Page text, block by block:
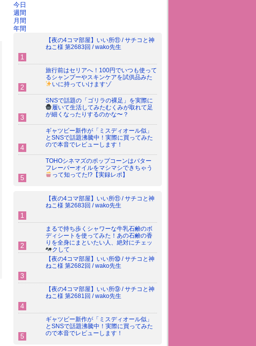
今日
週間
月間
年間
【夜の4コマ部屋】いい所⑪ / サチコと神
ねこ様 第2683回 / wako先生
旅行前はセリアへ！100円でいつも使って
るシャンプーやスキンケアを試供品みた
いに持っていけますゾ
SNSで話題の「ゴリラの裸足」を実際に
履いて生活してみたむくみが取れて足
が細くなったりするのかな〜？
ギャツビー新作が「ミスディオール似」
とSNSで話題沸騰中！実際に買ってみた
ので本音でレビューします！
TOHOシネマズのポップコーンはバター
フレーバーオイルをマシマシできちゃう
って知ってた!? 【実録レポ】
【夜の4コマ部屋】いい所⑪ / サチコと神
ねこ様 第2683回 / wako先生
まるで持ち歩くシャワーな牛乳石鹸のボ
ディシートを使ってみた！あの石鹸の香
りを全身にまといたい人、絶対にチェッ
クして
【夜の4コマ部屋】いい所⑩ / サチコと神
ねこ様 第2682回 / wako先生
【夜の4コマ部屋】いい所⑨ / サチコと神
ねこ様 第2681回 / wako先生
ギャツビー新作が「ミスディオール似」
とSNSで話題沸騰中！実際に買ってみた
ので本音でレビューします！